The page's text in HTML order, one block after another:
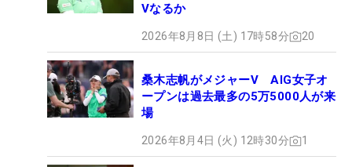
Vなるか
2026年8月8日 (土) 17時58分 20
桑木志帆がメジャーV AIG女子オ
ープンは過去最多の5万5000人が来
場
2026年8月4日 (火) 12時30分 1